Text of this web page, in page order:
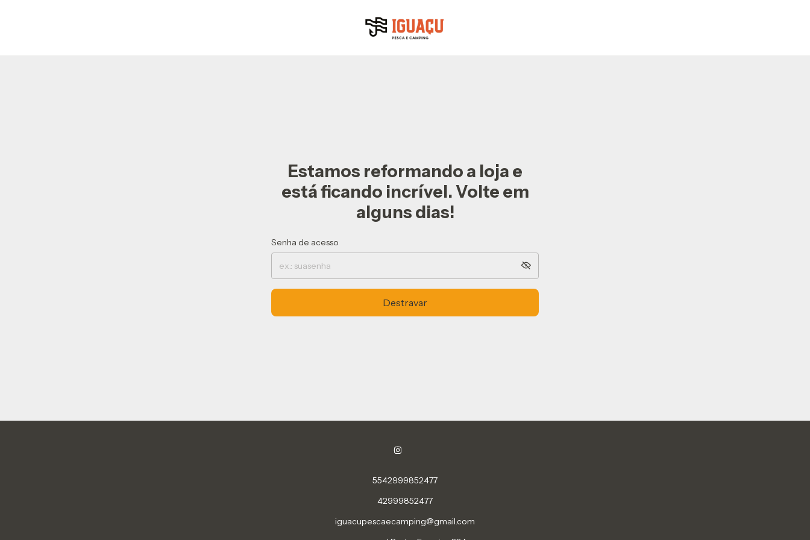
Estamos reformando a loja e
está ficando incrível. Volte em
alguns dias!
Senha de acesso
Destravar
5542999852477
42999852477
iguacupescaecamping@gmail.com